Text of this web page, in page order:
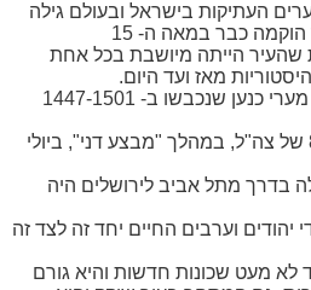
העתיקות בישראל ובעולם גילה
מוערך בכ- 8000 שנים העיר הוקמה כבר במאה ה- 15
שהעיר הייתה מיושבת בכל אחת
מאז ועד היום.
לוד מוזכרת לראשונה כאחת מערי כנען שנכבשו ב- 1447-1501
ושוחררה ע"י גדוד קומנדו 89 של צה"ל, במהלך "מבצע דני", ביולי
בדרך מתל אביב לירושלים היה
יהודים וערבים החיים יחד זה לצד זה
לא מעט שכונות חדשות והיא גורם